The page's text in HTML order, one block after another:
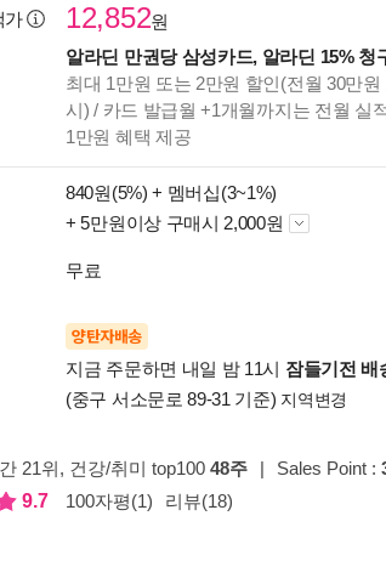
가 12,852원
알라딘 만권당 삼성카드, 알라딘 15% 청
최대 1만원 또는 2만원 할인(전월 30만
시) / 카드 발급월 +1개월까지는 전월 실
1만원 혜택 제공
840원(5%) + 멤버십(3~1%)
+ 5만원이상 구매시 2,000원
무료
양탄자배송
지금 주문하면 내일 밤 11시 잠들기전 배
(중구 서소문로 89-31 기준) 지역변경
21위, 건강/취미 top100 48주 | Sales Point :
9.7
100자평(1) 리뷰(18)